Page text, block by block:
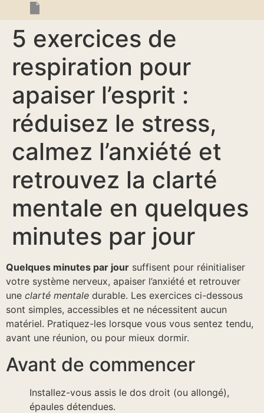
5 exercices de
respiration pour
apaiser l’esprit :
réduisez le stress,
calmez l’anxiété et
retrouvez la clarté
mentale en quelques
minutes par jour
Quelques minutes par jour suffisent pour réinitialiser
votre système nerveux, apaiser l’anxiété et retrouver
une clarté mentale durable. Les exercices ci-dessous
sont simples, accessibles et ne nécessitent aucun
matériel. Pratiquez-les lorsque vous vous sentez tendu,
avant une réunion, ou pour mieux dormir.
Avant de commencer
Installez-vous assis le dos droit (ou allongé),
épaules détendues.